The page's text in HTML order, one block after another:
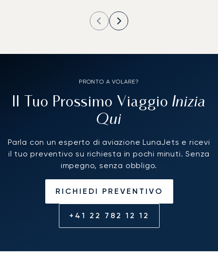
PRONTO A VOLARE?
Il Tuo Prossimo Viaggio Inizia
Qui
Parla con un esperto di aviazione LunaJets e ricevi
il tuo preventivo su richiesta in pochi minuti. Senza
impegno, senza obbligo.
RICHIEDI PREVENTIVO
+41 22 782 12 12